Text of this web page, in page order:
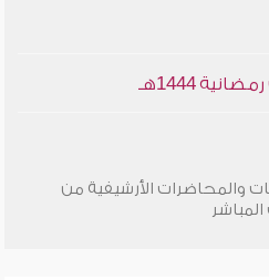
1444هـ
والمحاضرات الأرشيفية من